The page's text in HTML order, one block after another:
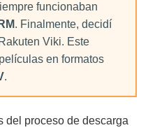
funcionaban
. Finalmente, decidí
Viki. Este
en formatos
.
del proceso de descarga